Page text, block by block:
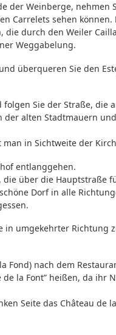
der Weinberge, nehmen
Carrelets sehen
die durch den Weiler
Weggabelung.
überqueren Sie den
folgen Sie der Straße,
alten Stadtmauern
in Sichtweite der
entlanggehen.
die über die Hauptstraße
Dorf in alle
in umgekehrter Richtung
Fond) nach dem
la Font” heißen, da
Seite das Château de